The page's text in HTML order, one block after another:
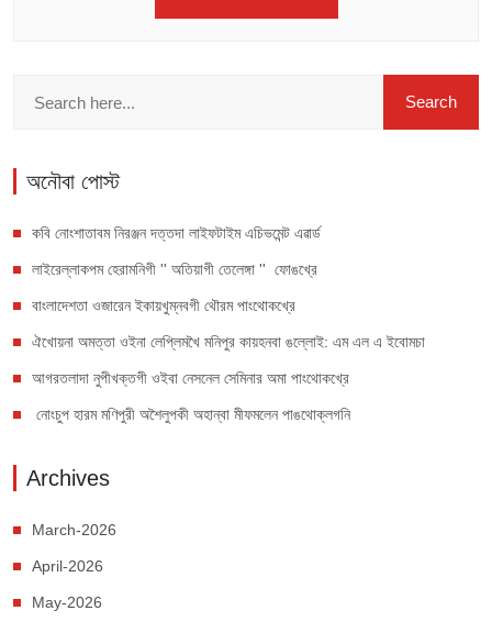
অনৌবা পোস্ট
কবি নোংশাতাবম নিরঞ্জন দত্তদা লাইফটাইম এচিভমেন্ট এৱার্ড
লাইরেল্লাকপম হেরামনিগী '' অতিয়াগী তেলেঙ্গা '' ফোঙখ্রে
বাংলাদেশতা ওজারেন ইকায়খুম্নবগী থৌরম পাংথোকখ্রে
ঐখোয়না অমত্তা ওইনা লেপ্লিমখৈ মনিপুর কায়হনবা ঙল্লোই: এম এল এ ইবোমচা
আগরতলাদা নুপীখক্তগী ওইবা নেসনেল সেমিনার অমা পাংথোকখ্রে
নোংচুপ হারম মণিপুরী অশৈলুপকী অহান্বা মীফমলেন পাঙথোক্লগনি
Archives
March-2026
April-2026
May-2026